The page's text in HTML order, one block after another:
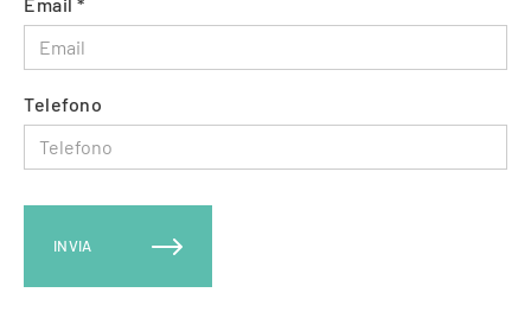
Telefono
INVIA